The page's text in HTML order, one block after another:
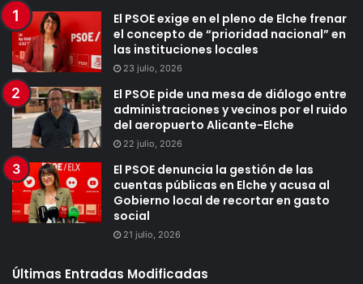
El PSOE exige en el pleno de Elche frenar
el concepto de “prioridad nacional” en
las instituciones locales
23 julio, 2026
El PSOE pide una mesa de diálogo entre
administraciones y vecinos por el ruido
del aeropuerto Alicante-Elche
22 julio, 2026
El PSOE denuncia la gestión de las
cuentas públicas en Elche y acusa al
Gobierno local de recortar en gasto
social
21 julio, 2026
Últimas Entradas Modificadas